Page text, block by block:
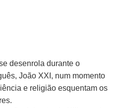
desenrola durante o
João XXI, num momento
e religião esquentam os